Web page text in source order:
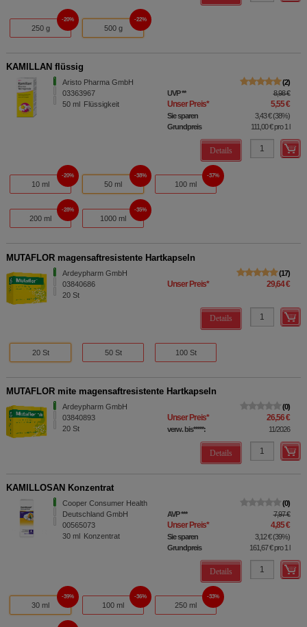
250 g
20%
500 g
22%
KAMILLAN flüssig
Aristo Pharma GmbH
03363967
50 ml Flüssigkeit
2
UVP** 8,98 €
Unser Preis* 5,55 €
Sie sparen 3,43 €(38%)
Grundpreis
111,00 €pro 1 l
Details
10 ml
20%
50 ml
38%
100 ml
37%
200 ml
28%
1000 ml
35%
MUTAFLOR magensaftresistente Hartkapseln
Ardeypharm GmbH
03840686
20 St
17
Unser Preis* 29,64 €
Details
20 St 50 St 100 St
MUTAFLOR mite magensaftresistente Hartkapseln
Ardeypharm GmbH
03840893
20 St
0
Unser Preis* 26,56 €
verw. bis*****: 11/2026
Details
KAMILLOSAN Konzentrat
Cooper Consumer Health
Deutschland GmbH
00565073
30 ml Konzentrat
0
AVP*** 7,97 €
Unser Preis* 4,85 €
Sie sparen 3,12 €(39%)
Grundpreis
161,67 €pro 1 l
Details
30 ml
39%
100 ml
36%
250 ml
33%